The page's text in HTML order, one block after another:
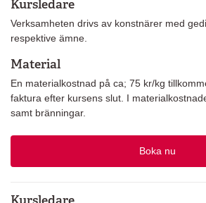
Kursledare
Verksamheten drivs av konstnärer med
respektive ämne.
Material
En materialkostnad på ca; 75 kr/kg
faktura efter kursens slut. I
samt bränningar.
Boka nu